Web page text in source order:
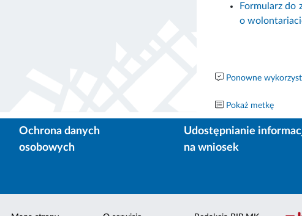
Formularz do
o
Ponowne
Pokaż metkę
Ochrona danych
osobowych
Udostępnianie
na wniosek